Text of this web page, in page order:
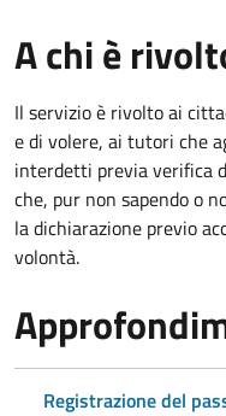
A chi è
Il servizio è rivolto ai
e di volere, ai tutori che
interdetti previa verifica
che, pur non sapendo o
la dichiarazione previo
volontà.
Registrazione del